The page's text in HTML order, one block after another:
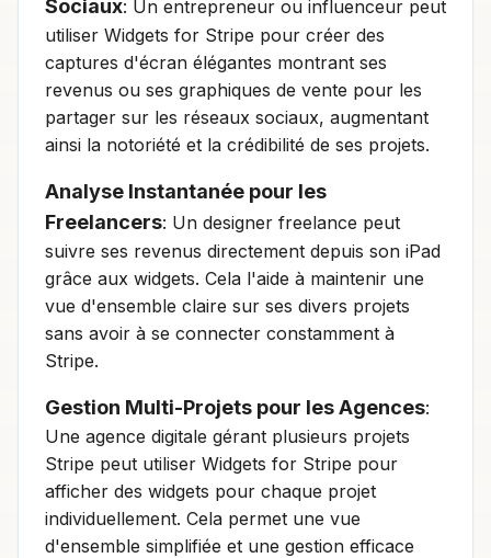
Sociaux: Un entrepreneur ou influenceur peut
utiliser Widgets for Stripe pour créer des
captures d'écran élégantes montrant ses
revenus ou ses graphiques de vente pour les
partager sur les réseaux sociaux, augmentant
ainsi la notoriété et la crédibilité de ses projets.
Analyse Instantanée pour les
Freelancers: Un designer freelance peut
suivre ses revenus directement depuis son iPad
grâce aux widgets. Cela l'aide à maintenir une
vue d'ensemble claire sur ses divers projets
sans avoir à se connecter constamment à
Stripe.
Gestion Multi-Projets pour les Agences:
Une agence digitale gérant plusieurs projets
Stripe peut utiliser Widgets for Stripe pour
afficher des widgets pour chaque projet
individuellement. Cela permet une vue
d'ensemble simplifiée et une gestion efficace